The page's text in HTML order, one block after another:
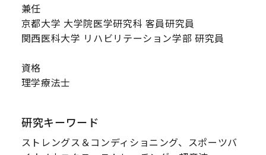
兼任
京都大学 大学院医学研究科 客員研究員
関西医科大学 リハビリテーション学部 研究員
資格
理学療法士
研究キーワード
ストレングス＆コンディショニング、スポーツバ